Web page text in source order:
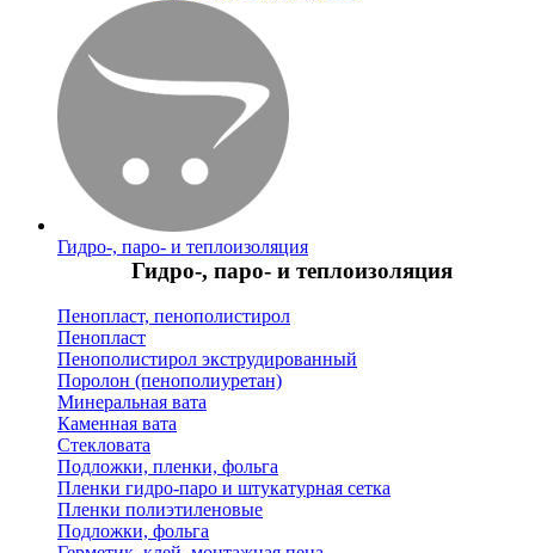
Гидро-, паро- и теплоизоляция
Гидро-, паро- и теплоизоляция
Пенопласт, пенополистирол
Пенопласт
Пенополистирол экструдированный
Поролон (пенополиуретан)
Минеральная вата
Каменная вата
Стекловата
Подложки, пленки, фольга
Пленки гидро-паро и штукатурная сетка
Пленки полиэтиленовые
Подложки, фольга